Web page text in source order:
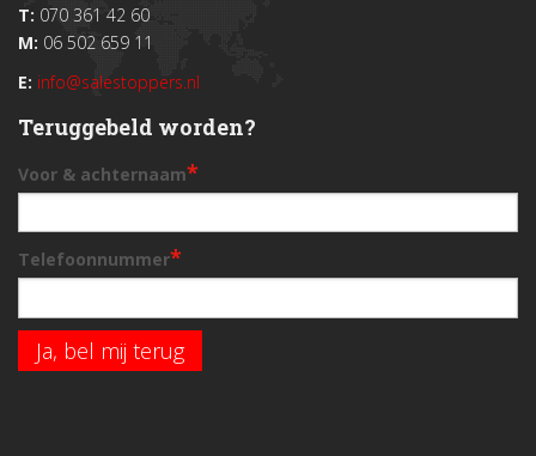
T: 070 361 42 60
M: 06 502 659 11
E: info@salestoppers.nl
Teruggebeld worden?
Voor & achternaam*
Telefoonnummer*
Ja, bel mij terug